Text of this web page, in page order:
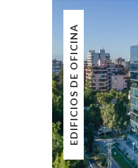
EDIFICIOS DE OFICINA